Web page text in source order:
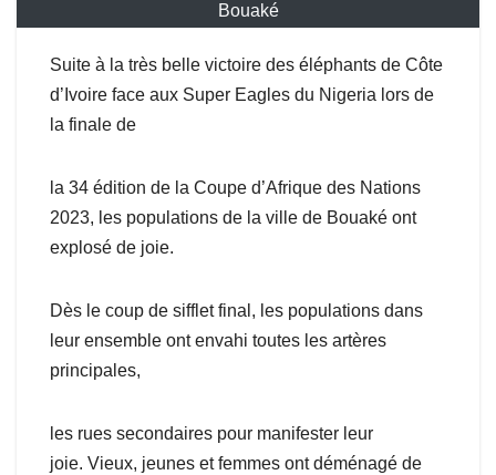
Bouaké
Suite à la très belle victoire des éléphants de Côte
d’Ivoire face aux Super Eagles du Nigeria lors de
la finale de
la 34 édition de la Coupe d’Afrique des Nations
2023, les populations de la ville de Bouaké ont
explosé de joie.
Dès le coup de sifflet final, les populations dans
leur ensemble ont envahi toutes les artères
principales,
les rues secondaires pour manifester leur
joie. Vieux, jeunes et femmes ont déménagé de